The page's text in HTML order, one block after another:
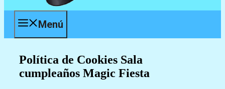
Menú
Política de Cookies Sala
cumpleaños Magic Fiesta